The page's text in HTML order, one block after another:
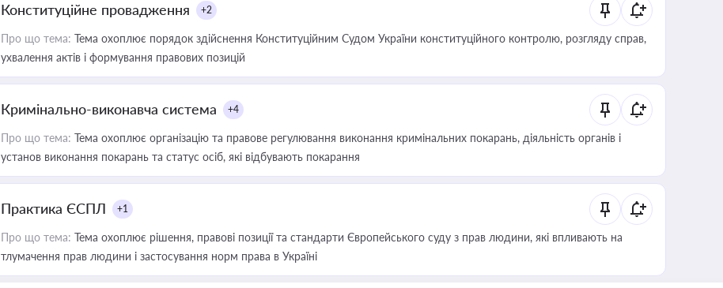
Конституційне провадження +2
Про що тема: Тема охоплює порядок здійснення Конституційним Судом України конституційного контролю, розгляду справ,
ухвалення актів і формування правових позицій
Кримінально-виконавча система +4
Про що тема: Тема охоплює організацію та правове регулювання виконання кримінальних покарань, діяльність органів і
установ виконання покарань та статус осіб, які відбувають покарання
Практика ЄСПЛ +1
Про що тема: Тема охоплює рішення, правові позиції та стандарти Європейського суду з прав людини, які впливають на
тлумачення прав людини і застосування норм права в Україні